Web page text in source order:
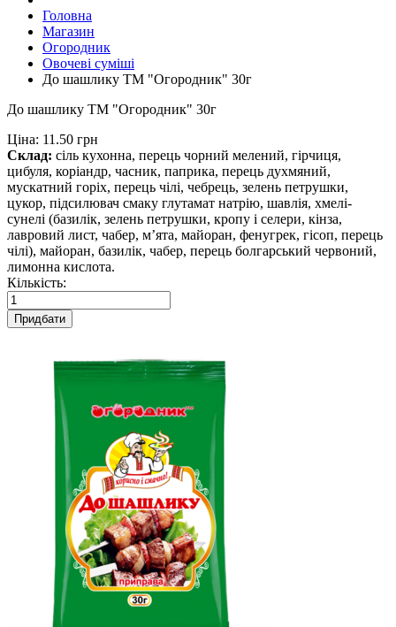
Головна
Магазин
Огородник
Овочеві суміші
До шашлику ТМ "Огородник" 30г
До шашлику ТМ "Огородник" 30г
Ціна: 11.50 грн
Склад: сіль кухонна, перець чорний мелений, гірчиця,
цибуля, коріандр, часник, паприка, перець духмяний,
мускатний горіх, перець чілі, чебрець, зелень петрушки,
цукор, підсилювач смаку глутамат натрію, шавлія, хмелі-
сунелі (базилік, зелень петрушки, кропу і селери, кінза,
лавровий лист, чабер, м’ята, майоран, фенугрек, гісоп, перець
чілі), майоран, базилік, чабер, перець болгарський червоний,
лимонна кислота.
Кількість:
Придбати